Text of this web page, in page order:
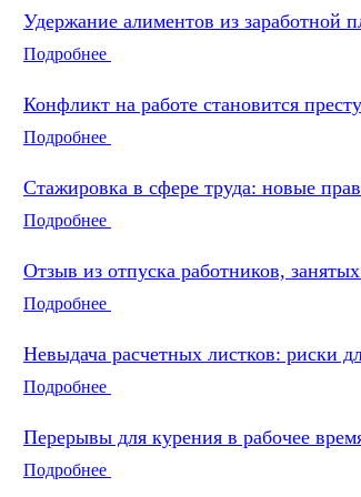
Удержание алиментов из заработной
Подробнее
Конфликт на работе становится
Подробнее
Стажировка в сфере труда: новые
Подробнее
Отзыв из отпуска работников,
Подробнее
Невыдача расчетных листков: риски
Подробнее
Перерывы для курения в рабочее
Подробнее